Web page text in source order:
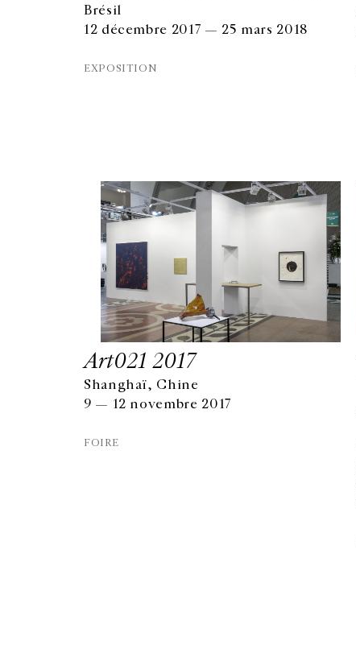
Brésil
12 décembre 2017 — 25 mars 2018
EXPOSITION
Art021 2017
Shanghaï, Chine
9 — 12 novembre 2017
FOIRE